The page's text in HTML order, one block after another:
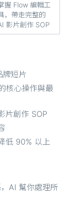
握 Flow 編輯工
，帶走完整的
影片創作 SOP
牌短片
核心操作與最
片創作 SOP
低 90% 以上
AI 幫你處理所